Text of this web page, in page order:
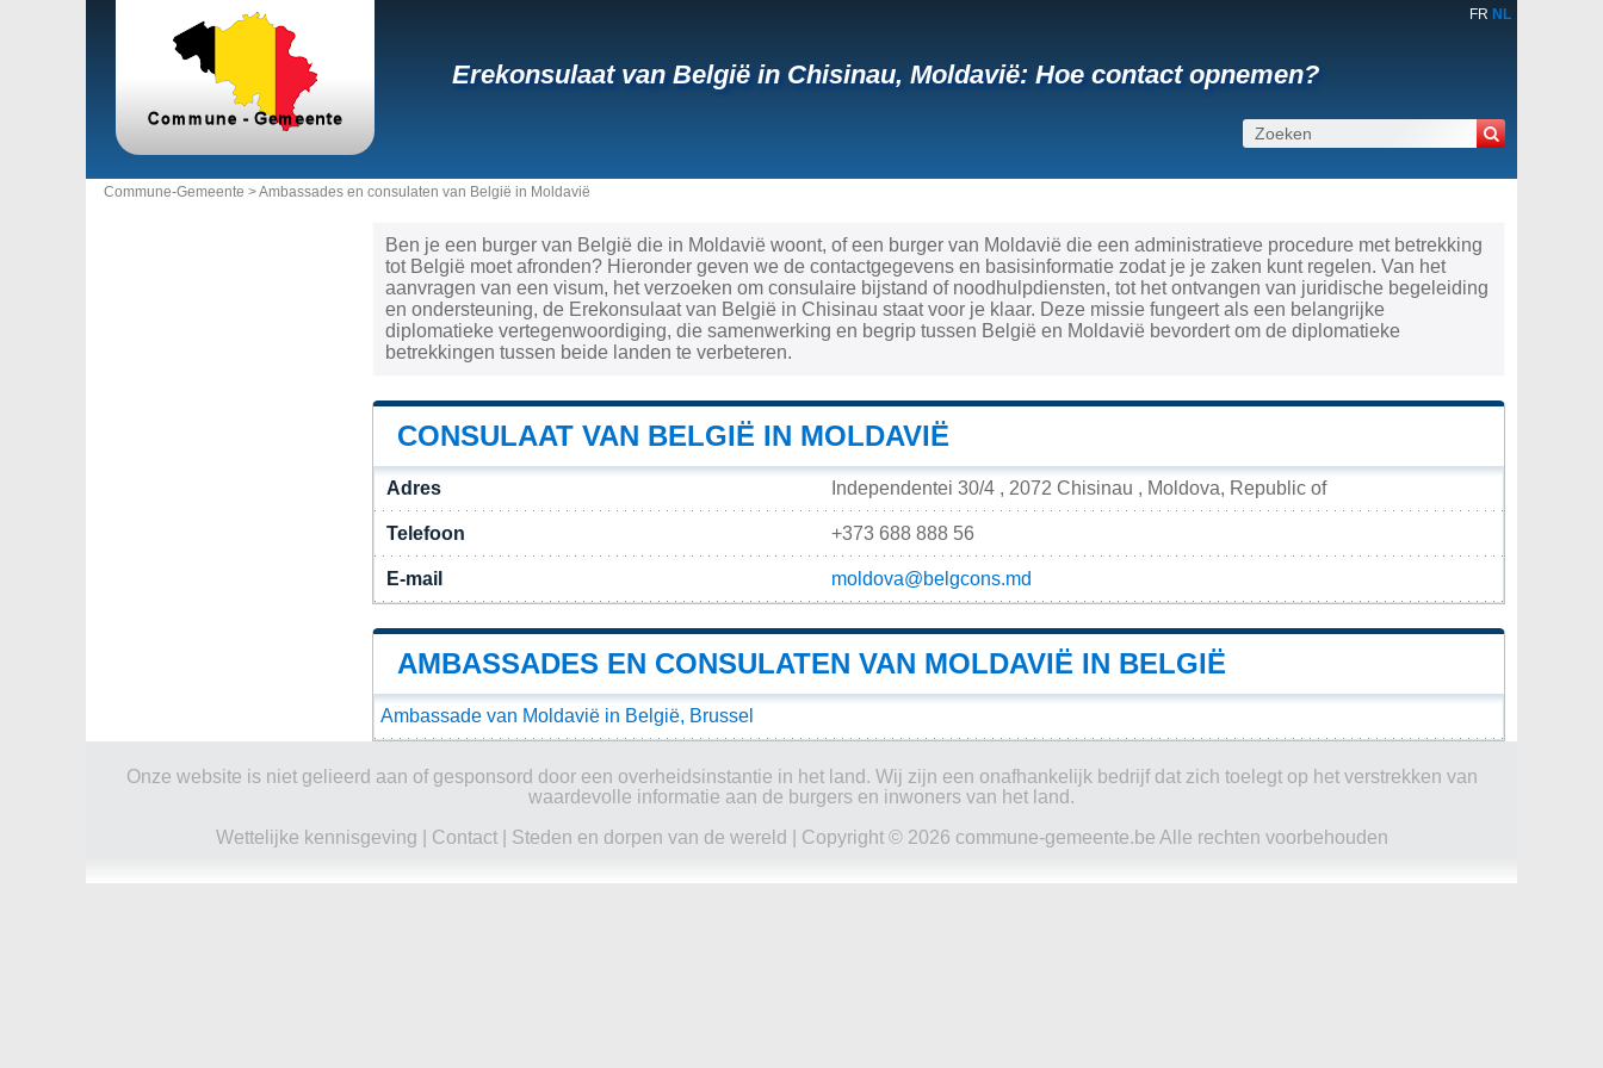
FR NL
Erekonsulaat van België in Chisinau, Moldavië: Hoe contact opnemen?
Commune-Gemeente >Ambassades en consulaten van België in Moldavië
Ben je een burger van België die in Moldavië woont, of een burger van Moldavië die een administratieve procedure met betrekking
tot België moet afronden? Hieronder geven we de contactgegevens en basisinformatie zodat je je zaken kunt regelen. Van het
aanvragen van een visum, het verzoeken om consulaire bijstand of noodhulpdiensten, tot het ontvangen van juridische begeleiding
en ondersteuning, de Erekonsulaat van België in Chisinau staat voor je klaar. Deze missie fungeert als een belangrijke
diplomatieke vertegenwoordiging, die samenwerking en begrip tussen België en Moldavië bevordert om de diplomatieke
betrekkingen tussen beide landen te verbeteren.
CONSULAAT VAN BELGIË IN MOLDAVIË
Adres Independentei 30/4 , 2072 Chisinau , Moldova, Republic of
Telefoon +373 688 888 56
E-mail moldova@belgcons.md
AMBASSADES EN CONSULATEN VAN MOLDAVIË IN BELGIË
Ambassade van Moldavië in België, Brussel
Onze website is niet gelieerd aan of gesponsord door een overheidsinstantie in het land. Wij zijn een onafhankelijk bedrijf dat zich toelegt op het verstrekken van
waardevolle informatie aan de burgers en inwoners van het land.
Wettelijke kennisgeving
Contact| Steden en dorpen van de wereld | Copyright © 2026 commune-gemeente.be Alle rechten voorbehouden